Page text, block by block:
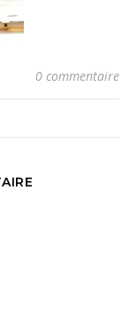
0 commentaire